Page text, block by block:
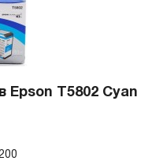
T5802 Cyan